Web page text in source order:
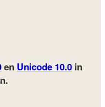
en Unicode 10.0 in